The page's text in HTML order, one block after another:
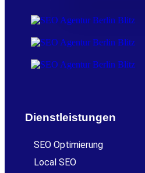
Dienstleistungen
SEO Optimierung
Local SEO